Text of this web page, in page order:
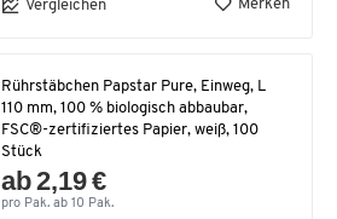
Vergleichen Merken
Rührstäbchen Papstar Pure, Einweg, L
110 mm, 100 % biologisch abbaubar,
FSC®-zertifiziertes Papier, weiß, 100
Stück
ab 2,19 €
pro Pak. ab 10 Pak.